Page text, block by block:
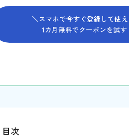
＼スマホで今すぐ登録して使
1カ月無料でクーポンを試す
目次